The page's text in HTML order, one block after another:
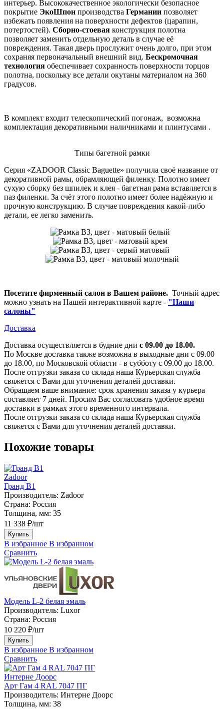
интерьер. Высококачественное экологически безопасное
покрытие ЭкоШпон производства Германии позволяет
избежать появления на поверхности дефектов (царапин,
потертостей). Сборно-стоевая конструкция полотна
позволяет заменить отдельную деталь в случае её
повреждения. Такая дверь прослужит очень долго, при этом
сохраняя первоначальный внешний вид. Бескромочная
технология обеспечивает сохранность поверхности торцов
полотна, поскольку все детали окутаны материалом на 360
градусов.
В комплект входит телескопический погонаж, возможна
комплектация декоративными наличниками и плинтусами .
Типы багетной рамки
Серия «ZADOOR Classic Baguette» получила своё название от
декоративной рамы, обрамляющей филенку. Полотно имеет
сухую сборку без шпилек и клея - багетная рама вставляется в
паз филенки. За счёт этого полотно имеет более надёжную и
прочную конструкцию. В случае повреждения какой-либо
детали, ее легко заменить.
Посетите фирменный салон в Вашем районе. Точный адрес
можно узнать на Нашей интерактивной карте - "Наши
салоны"
Доставка
Доставка осуществляется в будние дни с 09.00 до 18.00.
По Москве доставка также возможна в выходные дни с 09.00
до 18.00, по Московской области - в субботу с 09.00 до 18.00.
После отгрузки заказа со склада наша Курьерская служба
свяжется с Вами для уточнения деталей доставки.
Обращаем ваше внимание: срок хранения заказа у курьера
составляет 7 дней. Просим Вас согласовать удобное время
доставки в рамках этого временного интервала.
После отгрузки заказа со склада наша Курьерская служба
свяжется с Вами для уточнения деталей доставки.
Похожие товары
Zadoor
Гранд В1
Производитель: Zadoor
Страна: Россия
Толщина, мм: 35
11 338 ₽/шт
Купить
В избранное В избранном
Сравнить
Модель L-2 белая эмаль
Производитель: Luxor
Страна: Россия
10 220 ₽/шт
Купить
В избранное В избранном
Сравнить
Интерне Доорс
Арт Гам 4 RAL 7047 ПГ
Производитель: Интерне Доорс
Толщина, мм: 38